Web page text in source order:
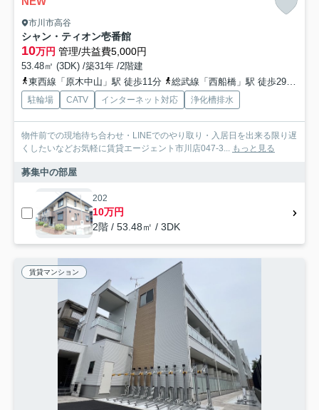
市川市高谷
シャン・ティオン壱番館
10万円 管理/共益費5,000円
53.48㎡ (3DK) /築31年 /2階建
東西線「原木中山」駅 徒歩11分
総武線「西船橋」駅 徒歩29分
駐輪場 CATV インターネット対応 浄化槽排水
物件前での現地待ち合わせ・LINEでのやり取り・入居日を出来る限り遅
くしたいなどお気軽に賃貸エージェント市川店047-3... もっと見る
募集中の部屋
202
10万円
2階 / 53.48㎡ / 3DK
賃貸マンション